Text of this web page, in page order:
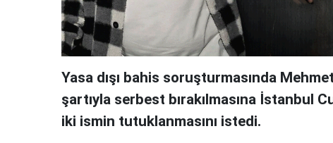
Yasa dışı bahis soruşturmasında
şartıyla serbest bırakılmasına İstanbul
iki ismin tutuklanmasını istedi.